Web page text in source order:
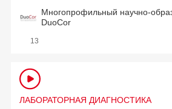
Многопрофильный научно-
DuoCor
13
ЛАБОРАТОРНАЯ ДИАГНОСТИКА